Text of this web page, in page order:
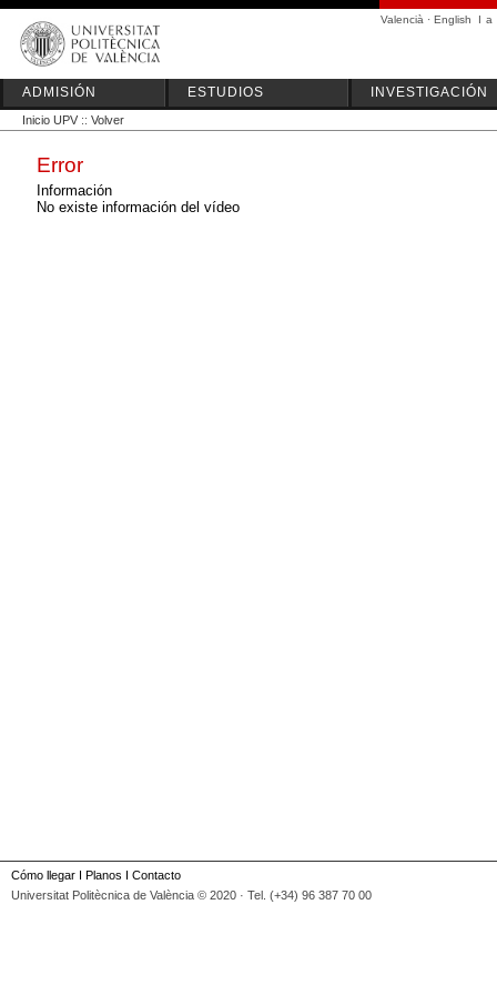
Valencià · English I a
ADMISIÓN ESTUDIOS INVESTIGACIÓN
Inicio UPV :: Volver
Error
Información
No existe información del vídeo
Cómo llegar I Planos I Contacto
Universitat Politècnica de València © 2020 · Tel. (+34) 96 387 70 00